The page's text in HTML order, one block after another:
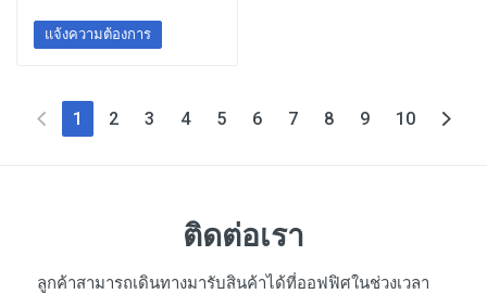
แจ้งความต้องการ
1 (current)
2 3 4 5 6 7 8 9 10
ติดต่อเรา
ลูกค้าสามารถเดินทางมารับสินค้าได้ที่ออฟฟิศในช่วงเวลา